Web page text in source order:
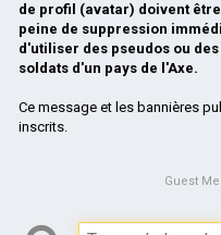
de profil (avatar) doivent
peine de suppression
d'utiliser des pseudos ou
soldats d'un pays de l'Axe.
Ce message et les bannières
inscrits.
Guest